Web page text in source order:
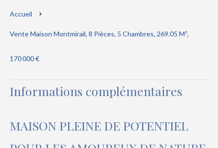
Accueil
Vente Maison Montmirail, 8 Pièces, 5 Chambres, 269.05 M²,
170 000 €
Informations complémentaires
MAISON PLEINE DE POTENTIEL